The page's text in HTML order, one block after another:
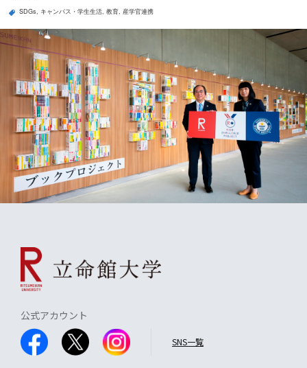
SDGs キャンパス・学生生活 教育 産学官連携
公式アカウント
SNS一覧